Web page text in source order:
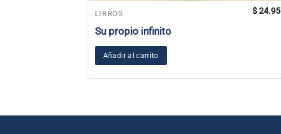
LIBROS
Su propio infinito
$24.95
Añadir al carrito